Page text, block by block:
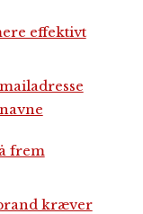
effektivt
frem
kræver